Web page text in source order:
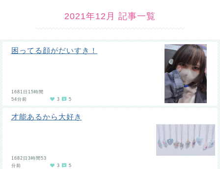
2021年12月 記事一覧
困ってる顔がだいすき！
1681日15時間
54分前
3 5
才能あるから大好き
1682日3時間53
分前
3 5